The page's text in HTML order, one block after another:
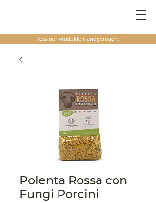
Tessiner Produkte Handgemacht
Polenta Rossa con
Fungi Porcini